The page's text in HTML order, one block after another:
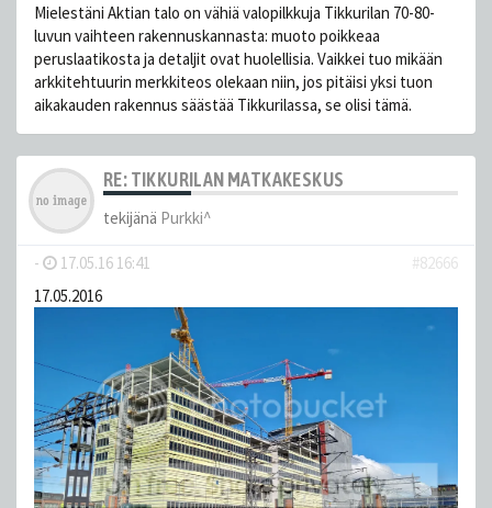
Mielestäni Aktian talo on vähiä valopilkkuja Tikkurilan 70-80-
luvun vaihteen rakennuskannasta: muoto poikkeaa
peruslaatikosta ja detaljit ovat huolellisia. Vaikkei tuo mikään
arkkitehtuurin merkkiteos olekaan niin, jos pitäisi yksi tuon
aikakauden rakennus säästää Tikkurilassa, se olisi tämä.
RE: TIKKURILAN MATKAKESKUS
tekijänä Purkki^
- 17.05.16 16:41
#82666
17.05.2016